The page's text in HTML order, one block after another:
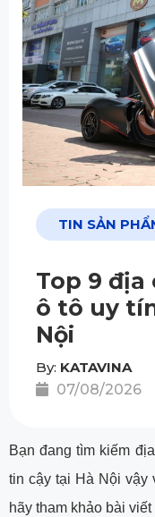
TIN SẢN
Top 9
ô tô uy
Nội
By: KATAVINA
07/08/2026
Bạn đang tìm kiếm
tin cậy tại Hà Nội vậy
hãy tham khảo bài viết